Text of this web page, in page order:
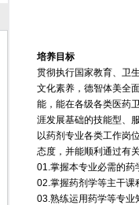
培养目标
贯彻执行国家教育、卫
文化素养，德智体美全
能，能在各级各类医药
涯发展基础的技能型、
以药剂专业各类工作岗
态度，并能顺利通过有
01.掌握本专业必需的药
02.掌握药剂学等主干课
03.熟练运用药学等专业